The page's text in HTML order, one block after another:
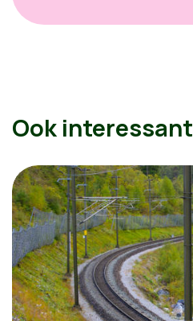
Ook interessant